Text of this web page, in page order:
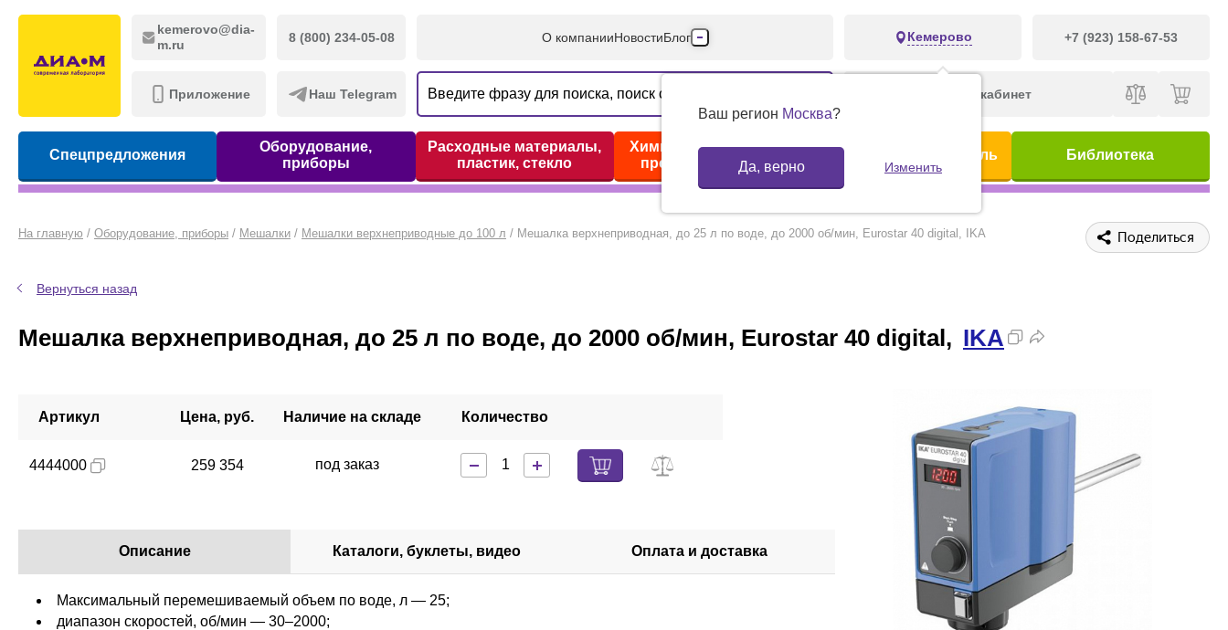
kemerovo@dia-
m.ru
8 (800) 234-05-08
Приложение Наш Telegram
О компанииНовостиБлог
Производители
Партнеры
Контакты
Кемерово +7 (923) 158-67-53
Ваш регион Москва?
Да, верно Изменить
Личный кабинет
Спецпредложения
Оборудование,
приборы
Расходные материалы,
пластик, стекло
Химические реактивы,
препараты, наборы
Предметный указатель Библиотека
На главную / Оборудование, приборы / Мешалки / Мешалки верхнеприводные до 100 л / Мешалка верхнеприводная, до 25 л по воде, до 2000 об/мин, Eurostar 40 digital, IKA Поделиться
Вернуться назад
Мешалка верхнеприводная, до 25 л по воде, до 2000 об/мин, Eurostar 40 digital, IKA
Артикул Цена, руб. Наличие на складе Количество
4444000 259 354 под заказ
Описание Каталоги, буклеты, видео Оплата и доставка
Максимальный перемешиваемый объем по воде, л — 25;
диапазон скоростей, об/мин — 30–2000;